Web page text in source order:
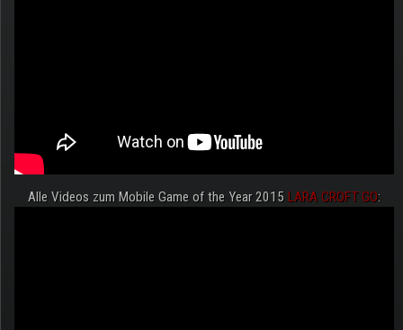
Alle Videos zum Mobile Game of the Year 2015 LARA CROFT GO: